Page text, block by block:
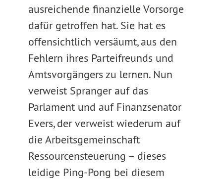
ausreichende finanzielle Vorsorge
dafür getroffen hat. Sie hat es
offensichtlich versäumt, aus den
Fehlern ihres Parteifreunds und
Amtsvorgängers zu lernen. Nun
verweist Spranger auf das
Parlament und auf Finanzsenator
Evers, der verweist wiederum auf
die Arbeitsgemeinschaft
Ressourcensteuerung – dieses
leidige Ping-Pong bei diesem